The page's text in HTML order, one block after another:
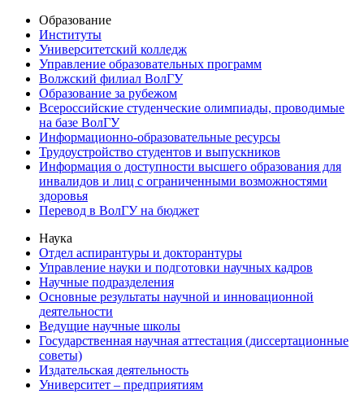
Образование
Институты
Университетский колледж
Управление образовательных программ
Волжский филиал ВолГУ
Образование за рубежом
Всероссийские студенческие олимпиады, проводимые
на базе ВолГУ
Информационно-образовательные ресурсы
Трудоустройство студентов и выпускников
Информация о доступности высшего образования для
инвалидов и лиц с ограниченными возможностями
здоровья
Перевод в ВолГУ на бюджет
Наука
Отдел аспирантуры и докторантуры
Управление науки и подготовки научных кадров
Научные подразделения
Основные результаты научной и инновационной
деятельности
Ведущие научные школы
Государственная научная аттестация (диссертационные
советы)
Издательская деятельность
Университет – предприятиям